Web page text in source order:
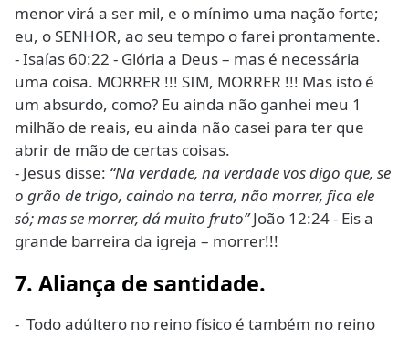
menor virá a ser mil, e o mínimo uma nação forte;
eu, o SENHOR, ao seu tempo o farei prontamente.
- Isaías 60:22 - Glória a Deus – mas é necessária
uma coisa. MORRER !!! SIM, MORRER !!! Mas isto é
um absurdo, como? Eu ainda não ganhei meu 1
milhão de reais, eu ainda não casei para ter que
abrir de mão de certas coisas.
- Jesus disse: “Na verdade, na verdade vos digo que, se
o grão de trigo, caindo na terra, não morrer, fica ele
só; mas se morrer, dá muito fruto”João 12:24 - Eis a
grande barreira da igreja – morrer!!!
7. Aliança de santidade.
- Todo adúltero no reino físico é também no reino